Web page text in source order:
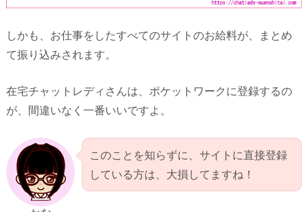
しかも、お仕事をしたすべてのサイトのお給料が、まとめ
て振り込みされます。
在宅チャットレディさんは、ポケットワークに登録するの
が、間違いなく一番いいですよ。
このことを知らずに、サイトに直接登録
している方は、大損してますね！